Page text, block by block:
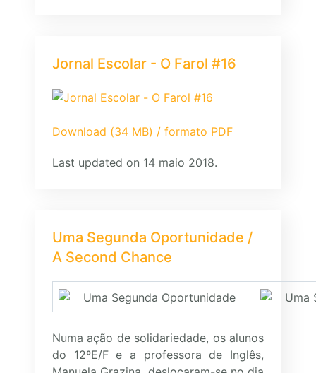
Jornal Escolar - O Farol #16
Download (34 MB) / formato PDF
Last updated on 14 maio 2018.
Uma Segunda Oportunidade /
A Second Chance
Numa ação de solidariedade, os alunos
do 12ºE/F e a professora de Inglês,